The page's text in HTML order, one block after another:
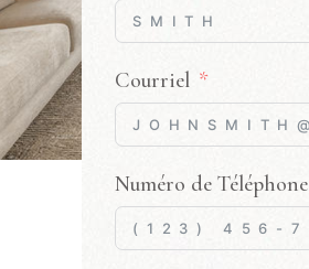
Courriel
Numéro de Téléphone